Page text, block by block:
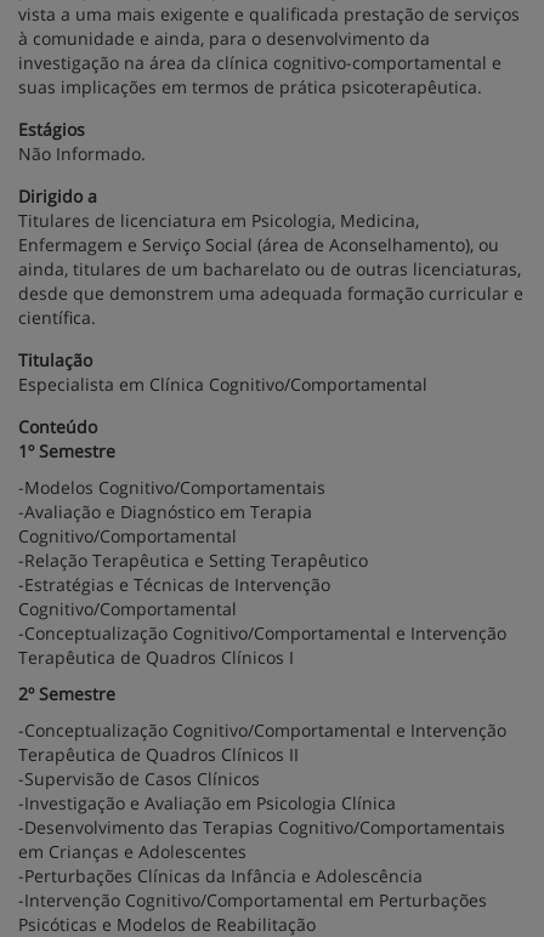
vista a uma mais exigente e qualificada prestação de serviços
à comunidade e ainda, para o desenvolvimento da
investigação na área da clínica cognitivo-comportamental e
suas implicações em termos de prática psicoterapêutica.
Estágios
Não Informado.
Dirigido a
Titulares de licenciatura em Psicologia, Medicina,
Enfermagem e Serviço Social (área de Aconselhamento), ou
ainda, titulares de um bacharelato ou de outras licenciaturas,
desde que demonstrem uma adequada formação curricular e
científica.
Titulação
Especialista em Clínica Cognitivo/Comportamental
Conteúdo
1º Semestre
-Modelos Cognitivo/Comportamentais
-Avaliação e Diagnóstico em Terapia
Cognitivo/Comportamental
-Relação Terapêutica e Setting Terapêutico
-Estratégias e Técnicas de Intervenção
Cognitivo/Comportamental
-Conceptualização Cognitivo/Comportamental e Intervenção
Terapêutica de Quadros Clínicos I
2º Semestre
-Conceptualização Cognitivo/Comportamental e Intervenção
Terapêutica de Quadros Clínicos II
-Supervisão de Casos Clínicos
-Investigação e Avaliação em Psicologia Clínica
-Desenvolvimento das Terapias Cognitivo/Comportamentais
em Crianças e Adolescentes
-Perturbações Clínicas da Infância e Adolescência
-Intervenção Cognitivo/Comportamental em Perturbações
Psicóticas e Modelos de Reabilitação